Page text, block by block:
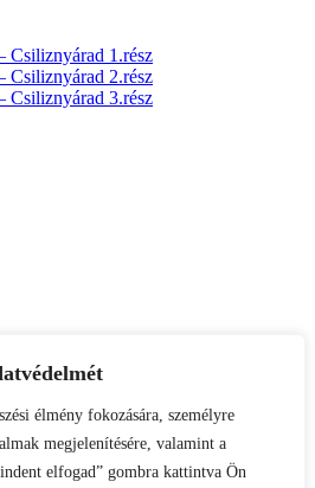
élmény fokozására, személyre
megjelenítésére, valamint a
elfogad” gombra kattintva Ön
Csiliznyárad 1.rész
Csiliznyárad 2.rész
Csiliznyárad 3.rész
van szüksége? Forduljon bátran a
hivatalhoz – a helyi szolgáltatásokkal,
ügyekkel kapcsolatos kérdésekben